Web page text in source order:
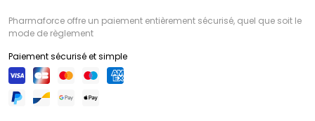
Pharmaforce offre un paiement entièrement sécurisé, quel que soit le
mode de règlement
Paiement sécurisé et simple